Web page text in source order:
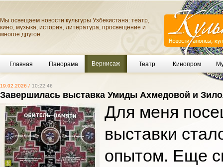
Мы освещаем новости культуры Узбекистана: театр,
кино, музыка, история, литература, просвещение и
многое другое.
Главная Панорама Вернисаж Театр Кинопром
19.02.2026 / 10:22:46
Завершилась выставка Умиды Ахмедовой и
Для меня
выставки
опытом. Еще